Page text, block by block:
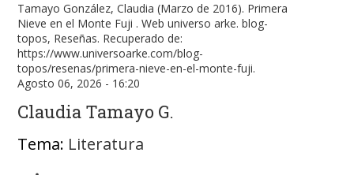
Tamayo González, Claudia (Marzo de 2016). Primera
Nieve en el Monte Fuji . Web universo arke. blog-
topos, Reseñas. Recuperado de:
https://www.universoarke.com/blog-
topos/resenas/primera-nieve-en-el-monte-fuji.
Agosto 06, 2026 - 16:20
Claudia Tamayo G.
Tema: Literatura